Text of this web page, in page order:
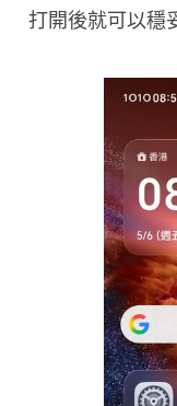
打開後就可以穩